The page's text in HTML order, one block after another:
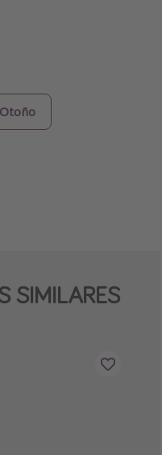
Otoño
SIMILARES